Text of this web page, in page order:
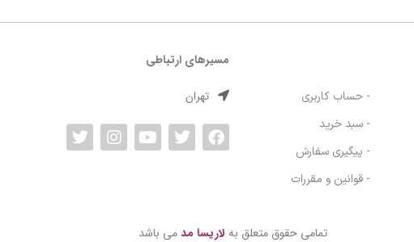
- حساب کاربری
- سبد خرید
- پیگیری سفارش
- قوانین و مقررات
مسیرهای ارتباطی
تهران
تمامی حقوق متعلق به لاریسا مدمی باشد